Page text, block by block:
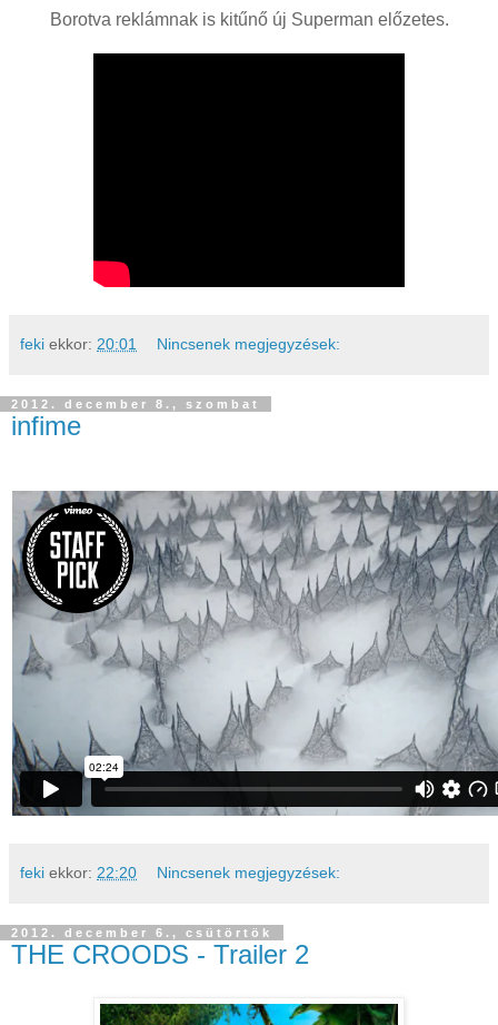
Borotva reklámnak is kitűnő új Superman előzetes.
feki ekkor: 20:01 Nincsenek megjegyzések:
2012. december 8., szombat
infime
feki ekkor: 22:20 Nincsenek megjegyzések:
2012. december 6., csütörtök
THE CROODS - Trailer 2